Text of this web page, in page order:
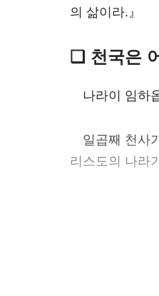
의 삶이라.』
❑ 천국은
나라이 임하
일곱째 천사
리스도의 나라
이 신부가 남
님의 백성이